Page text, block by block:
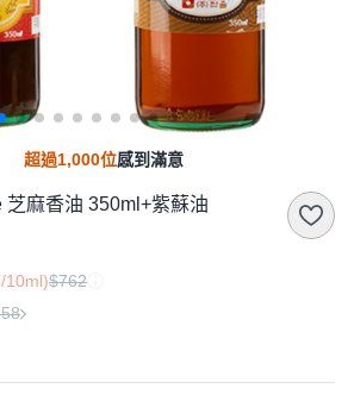
超過1,000位感到滿意
麻香油 350ml+紫蘇油
10ml)$762